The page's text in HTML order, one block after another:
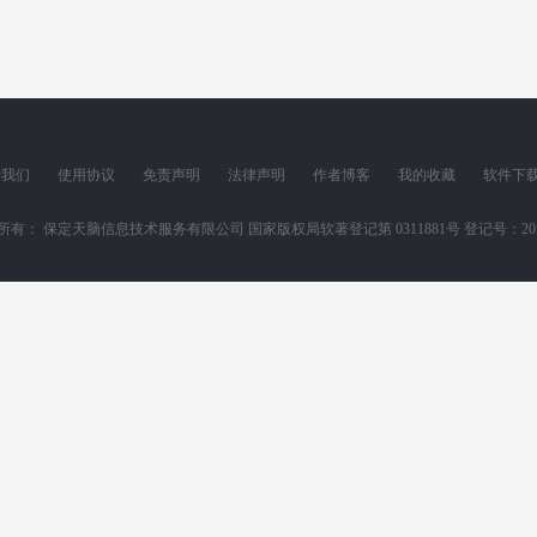
们 使用协议 免责声明 法律声明 作者博客 我的收藏 软件下
有： 保定天脑信息技术服务有限公司 国家版权局软著登记第 0311881号 登记号：